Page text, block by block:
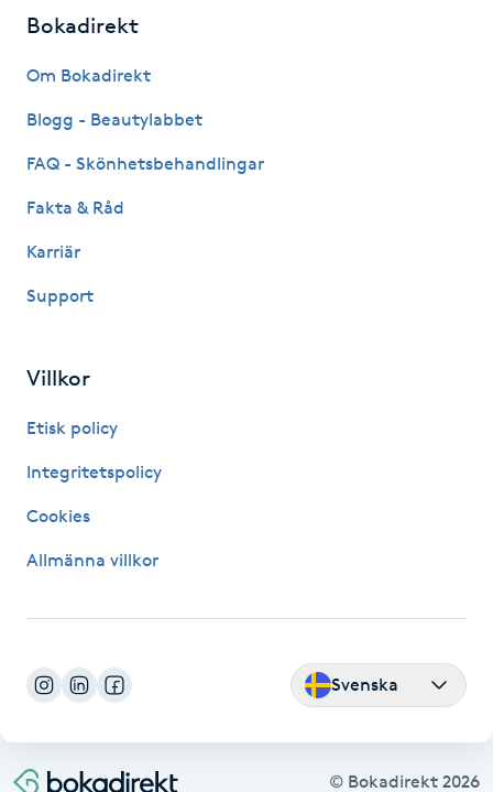
Gellack
Gravidmassage
Gruppträning
H
Hatha Yoga
Healing
Herrklippning
HIFU
Hollywood Peel
Bokadirekt
Om Bokadirekt
Blogg - Beautylabbet
FAQ - Skönhetsbehandlingar
Fakta & Råd
Karriär
Support
Villkor
Etisk policy
Integritetspolicy
Cookies
Allmänna villkor
Svenska
© Bokadirekt 2026